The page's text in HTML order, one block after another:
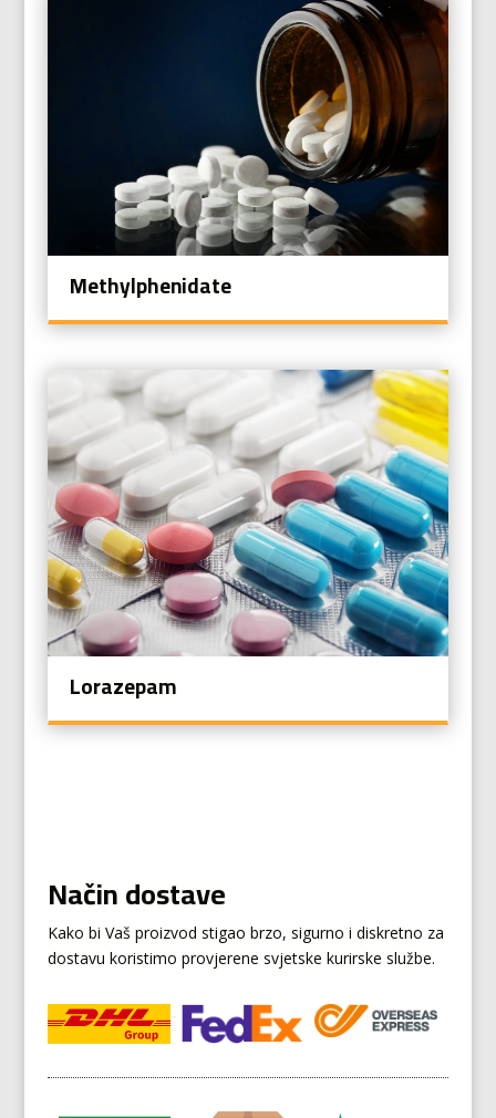
Methylphenidate
Lorazepam
Način dostave
Kako bi Vaš proizvod stigao brzo, sigurno i diskretno za
dostavu koristimo provjerene svjetske kurirske službe.